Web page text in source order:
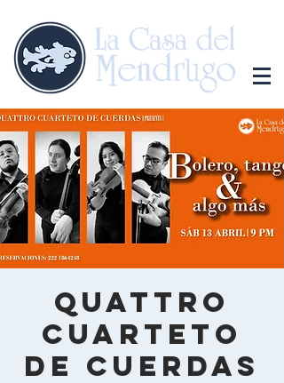
Quattro
cuarteto
de cuerdas